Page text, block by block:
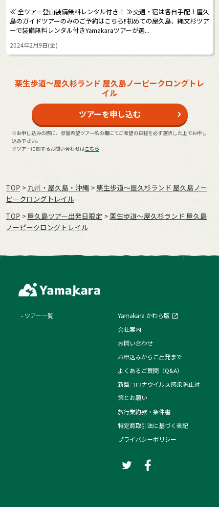
≪ 全ツアー登山装備無料レンタル付き！ ≫交通・宿は各自手配！屋久
島のガイドツアーのみのご予約はこちら!!初めての屋久島、縄文杉ツア
ーで装備無料レンタル付きYamakaraツアーが選...
2024年2月9日(金)
栗生歩道～屋久杉ランド 屋久島ノーピークロングトレ
イル
ツアーを申し込む
※お申し込みの際に、参加希望ツアー名の欄にてご希望の日程を必ず選択した上でお申し
込み下さい。
※ツアーに関するお問い合わせはこちら
TOP 九州・屋久島・沖縄
栗生歩道～屋久杉ランド 屋久島ノー
ピークロングトレイル
TOP
屋久島ツアー出発日限定
栗生歩道～屋久杉ランド 屋久島
ノーピークロングトレイル
ツアー一覧
Yamakara かわら版
会社案内
お問い合わせ
お申込みからご出発まで
よくあるご質問（Q&A）
新型コロナウイルス感染防止対
策とお願い
旅行業約款・条件書
特定商取引法に基づく表記
プライバシーポリシー